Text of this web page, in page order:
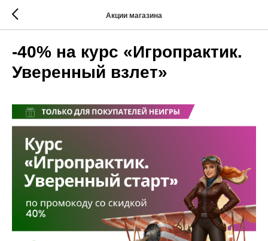
Акции магазина
-40% на курс «Игропрактик.
Уверенный взлет»